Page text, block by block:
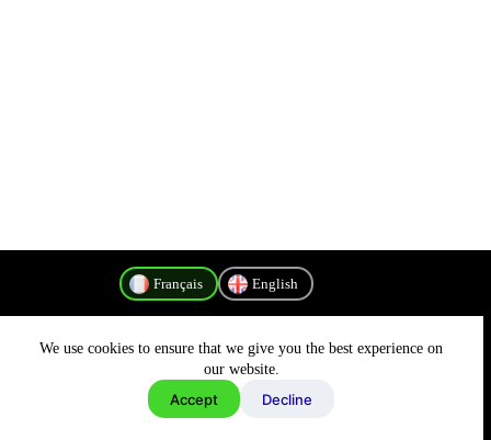
We use cookies to ensure that we give you the best experience on
our website.
Accept Decline
Français English
Politique de confidentialité
Copyright © 2026 - MyConnectivity